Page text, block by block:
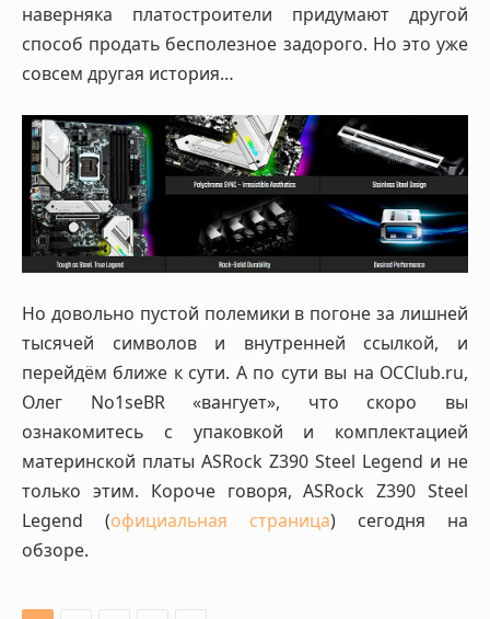
наверняка платостроители придумают другой
способ продать бесполезное задорого. Но это уже
совсем другая история…
Но довольно пустой полемики в погоне за лишней
тысячей символов и внутренней ссылкой, и
перейдём ближе к сути. А по сути вы на OCClub.ru,
Олег No1seBR «вангует», что скоро вы
ознакомитесь с упаковкой и комплектацией
материнской платы ASRock Z390 Steel Legend и не
только этим. Короче говоря, ASRock Z390 Steel
Legend (официальная страница) сегодня на
обзоре.